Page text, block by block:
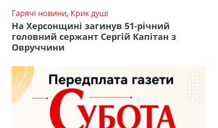
Гарячі новини, Крик душі
На Херсонщині загинув 51-річний
головний сержант Сергій Капітан з
Овруччини